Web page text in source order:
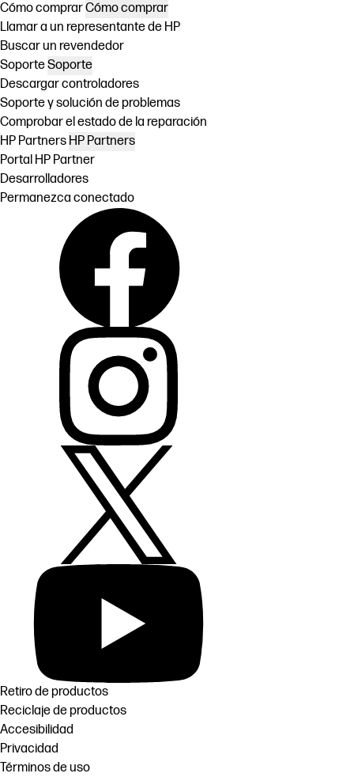
Cómo comprarCómo comprar
Llamar a un representante de HP
Buscar un revendedor
SoporteSoporte
Descargar controladores
Soporte y solución de problemas
Comprobar el estado de la reparación
HP Partners HP Partners
Portal HP Partner
Desarrolladores
Permanezca conectado
Retiro de productos
Reciclaje de productos
Accesibilidad
Privacidad
Términos de uso